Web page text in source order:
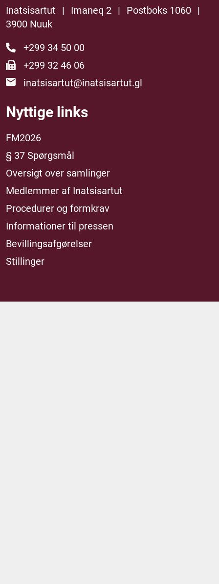
Inatsisartut | Imaneq 2 | Postboks 1060
|
3900 Nuuk
+299 34 50 00
+299 32 46 06
inatsisartut@inatsisartut.gl
Nyttige links
FM2026
§ 37 Spørgsmål
Oversigt over samlinger
Medlemmer af Inatsisartut
Procedurer og formkrav
Informationer til pressen
Bevillingsafgørelser
Stillinger